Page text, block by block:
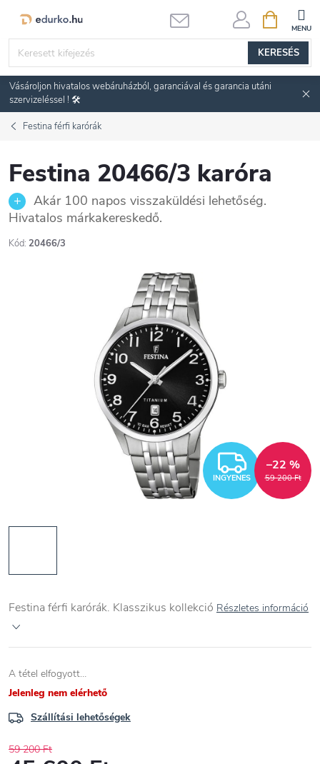
KERESÉS
KOSÁR
Vásároljon hivatalos webáruházból, garanciával és garancia utáni
szervizeléssel ! 🛠️
Festina férfi karórák
Festina 20466/3 karóra
Akár 100 napos visszaküldési lehetőség.
Hivatalos márkakereskedő.
Kód: 20466/3
INGYENES 59 200 Ft
–22 %
Festina férfi karórák. Klasszikus kollekció Részletes információ
A tétel elfogyott…
Jelenleg nem elérhető
Szállítási lehetőségek
59 200 Ft